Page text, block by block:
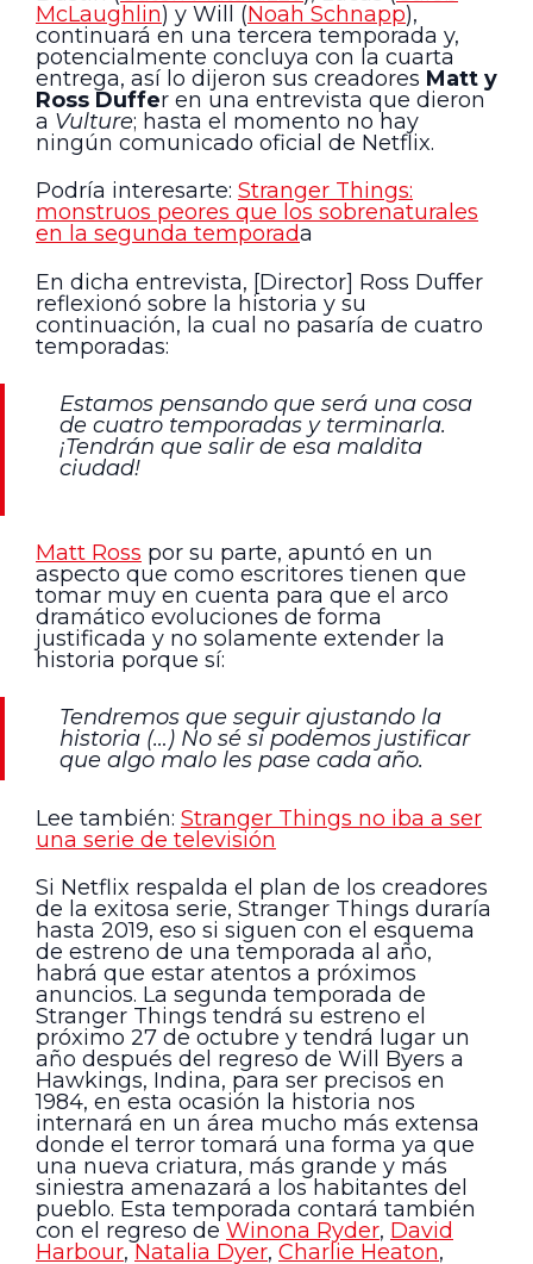
McLaughlin) y Will (Noah Schnapp),
continuará en una tercera temporada y,
potencialmente concluya con la cuarta
entrega, así lo dijeron sus creadores Matt y
Ross Duffer en una entrevista que dieron
a Vulture; hasta el momento no hay
ningún comunicado oficial de Netflix.
Podría interesarte: Stranger Things:
monstruos peores que los sobrenaturales
en la segunda temporada
En dicha entrevista, [Director] Ross Duffer
reflexionó sobre la historia y su
continuación, la cual no pasaría de cuatro
temporadas:
Estamos pensando que será una cosa
de cuatro temporadas y terminarla.
¡Tendrán que salir de esa maldita
ciudad!
Matt Ross por su parte, apuntó en un
aspecto que como escritores tienen que
tomar muy en cuenta para que el arco
dramático evoluciones de forma
justificada y no solamente extender la
historia porque sí:
Tendremos que seguir ajustando la
historia (…) No sé si podemos justificar
que algo malo les pase cada año.
Lee también: Stranger Things no iba a ser
una serie de televisión
Si Netflix respalda el plan de los creadores
de la exitosa serie, Stranger Things duraría
hasta 2019, eso si siguen con el esquema
de estreno de una temporada al año,
habrá que estar atentos a próximos
anuncios. La segunda temporada de
Stranger Things tendrá su estreno el
próximo 27 de octubre y tendrá lugar un
año después del regreso de Will Byers a
Hawkings, Indina, para ser precisos en
1984, en esta ocasión la historia nos
internará en un área mucho más extensa
donde el terror tomará una forma ya que
una nueva criatura, más grande y más
siniestra amenazará a los habitantes del
pueblo. Esta temporada contará también
con el regreso de Winona Ryder, David
Harbour, Natalia Dyer, Charlie Heaton,